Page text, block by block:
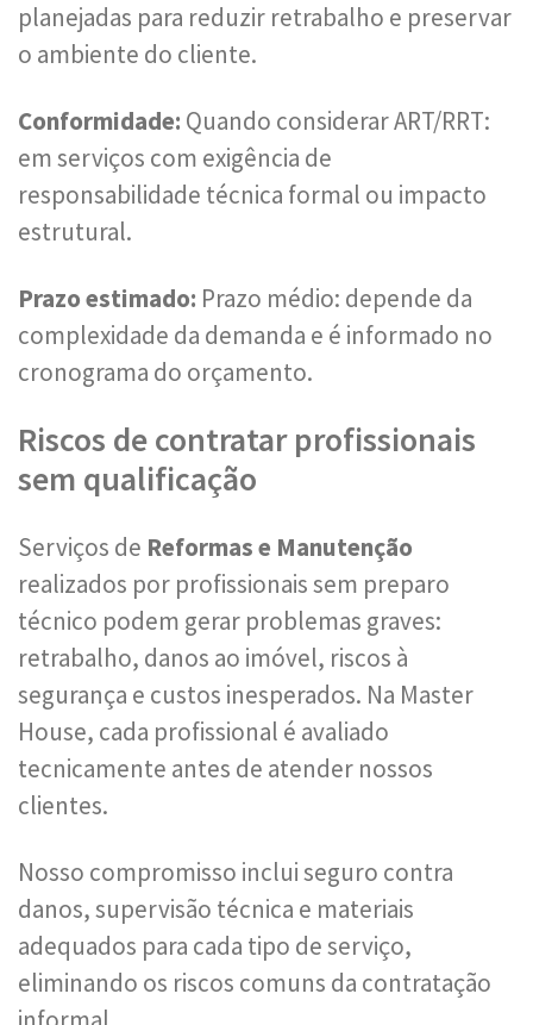
planejadas para reduzir retrabalho e preservar
o ambiente do cliente.
Conformidade: Quando considerar ART/RRT:
em serviços com exigência de
responsabilidade técnica formal ou impacto
estrutural.
Prazo estimado: Prazo médio: depende da
complexidade da demanda e é informado no
cronograma do orçamento.
Riscos de contratar profissionais
sem qualificação
Serviços de Reformas e Manutenção
realizados por profissionais sem preparo
técnico podem gerar problemas graves:
retrabalho, danos ao imóvel, riscos à
segurança e custos inesperados. Na Master
House, cada profissional é avaliado
tecnicamente antes de atender nossos
clientes.
Nosso compromisso inclui seguro contra
danos, supervisão técnica e materiais
adequados para cada tipo de serviço,
eliminando os riscos comuns da contratação